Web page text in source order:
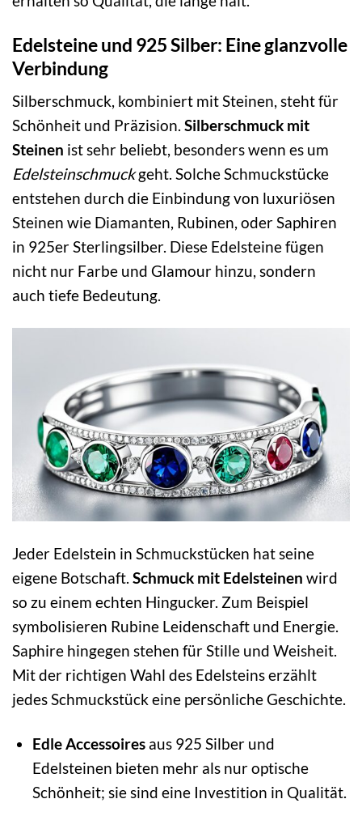
Edelsteine und 925 Silber: Eine glanzvolle
Verbindung
Silberschmuck, kombiniert mit Steinen, steht für
Schönheit und Präzision. Silberschmuck mit
Steinen ist sehr beliebt, besonders wenn es um
Edelsteinschmuckgeht. Solche Schmuckstücke
entstehen durch die Einbindung von luxuriösen
Steinen wie Diamanten, Rubinen, oder Saphiren
in 925er Sterlingsilber. Diese Edelsteine fügen
nicht nur Farbe und Glamour hinzu, sondern
auch tiefe Bedeutung.
Jeder Edelstein in Schmuckstücken hat seine
eigene Botschaft. Schmuck mit Edelsteinen wird
so zu einem echten Hingucker. Zum Beispiel
symbolisieren Rubine Leidenschaft und Energie.
Saphire hingegen stehen für Stille und Weisheit.
Mit der richtigen Wahl des Edelsteins erzählt
jedes Schmuckstück eine persönliche Geschichte.
Edle Accessoiresaus 925 Silber und
Edelsteinen bieten mehr als nur optische
Schönheit; sie sind eine Investition in Qualität.